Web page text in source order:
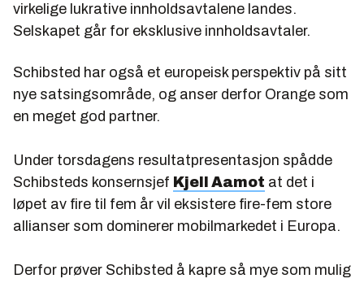
virkelige lukrative innholdsavtalene landes.
Selskapet går for eksklusive innholdsavtaler.
Schibsted har også et europeisk perspektiv på sitt
nye satsingsområde, og anser derfor Orange som
en meget god partner.
Under torsdagens resultatpresentasjon spådde
Schibsteds konsernsjef Kjell Aamot at det i
løpet av fire til fem år vil eksistere fire-fem store
allianser som dominerer mobilmarkedet i Europa.
Derfor prøver Schibsted å kapre så mye som mulig